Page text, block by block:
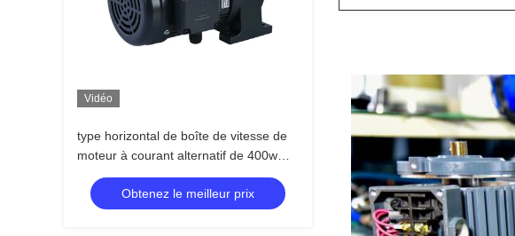
Vidéo
type horizontal de boîte de vitesse de
moteur à courant alternatif de 400w
0.5hp avec le type du pied ch
Obtenez le meilleur prix